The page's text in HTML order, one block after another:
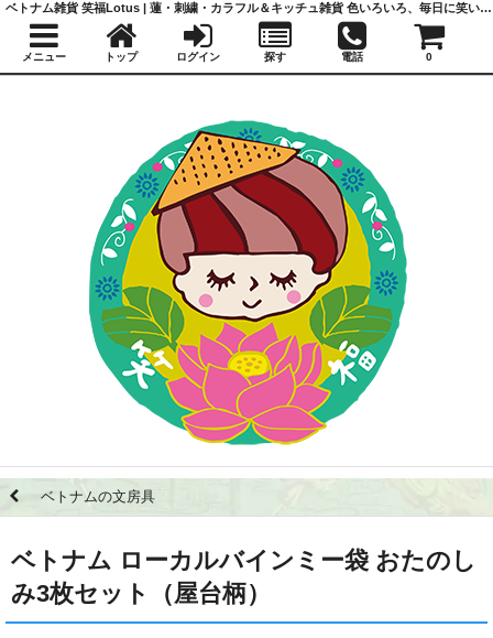
ベトナムの文房具
ベトナム ローカルバインミー袋 おたのし
み3枚セット（屋台柄）
ベトナム雑貨 笑福Lotus | 蓮・刺繍・カラフル＆キッチュ雑貨 色いろいろ、毎日に笑いと福を
メニュー トップ ログイン 探す 電話 0